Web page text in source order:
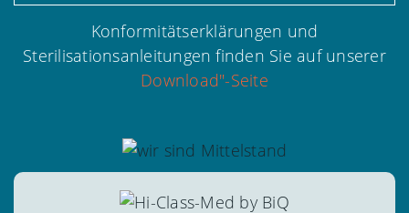
Konformitätserklärungen und
Sterilisationsanleitungen finden Sie auf unserer
Download"-Seite